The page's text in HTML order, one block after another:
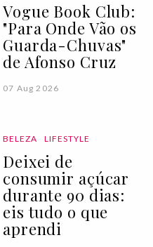
Vogue Book Club:
"Para Onde Vão os
Guarda-Chuvas"
de Afonso Cruz
07 Aug 2026
BELEZA LIFESTYLE
Deixei de
consumir açúcar
durante 90 dias:
eis tudo o que
aprendi